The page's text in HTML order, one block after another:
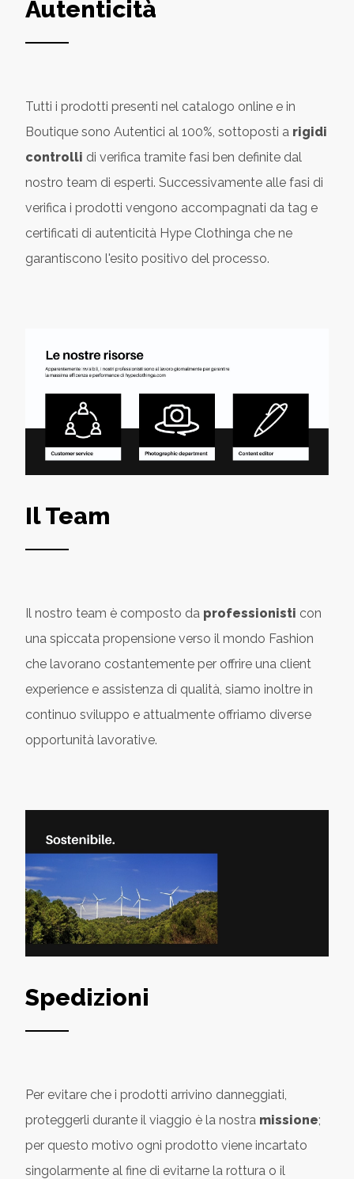
Autenticità
Tutti i prodotti presenti nel catalogo online e in
Boutique sono Autentici al 100%, sottoposti a rigidi
controlli di verifica tramite fasi ben definite dal
nostro team di esperti. Successivamente alle fasi di
verifica i prodotti vengono accompagnati da tag e
certificati di autenticità Hype Clothinga che ne
garantiscono l'esito positivo del processo.
Il Team
Il nostro team è composto da professionisti con
una spiccata propensione verso il mondo Fashion
che lavorano costantemente per offrire una client
experience e assistenza di qualità, siamo inoltre in
continuo sviluppo e attualmente offriamo diverse
opportunità lavorative.
Spedizioni
Per evitare che i prodotti arrivino danneggiati,
proteggerli durante il viaggio è la nostra missione;
per questo motivo ogni prodotto viene incartato
singolarmente al fine di evitarne la rottura o il